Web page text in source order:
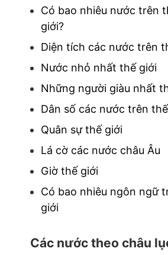
Có bao nhiêu nước trên
giới?
Diện tích các nước trên
Nước nhỏ nhất thế giới
Những người giàu nhất
Dân số các nước trên
Quân sự thế giới
Lá cờ các nước châu Âu
Giờ thế giới
Có bao nhiêu ngôn ngữ
giới
Các nước theo châu